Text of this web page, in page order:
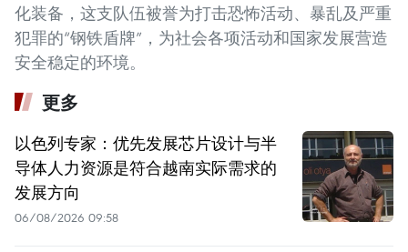
化装备，这支队伍被誉为打击恐怖活动、暴乱及严重
犯罪的“钢铁盾牌”，为社会各项活动和国家发展营造
安全稳定的环境。
更多
以色列专家：优先发展芯片设计与半
导体人力资源是符合越南实际需求的
发展方向
06/08/2026 09:58